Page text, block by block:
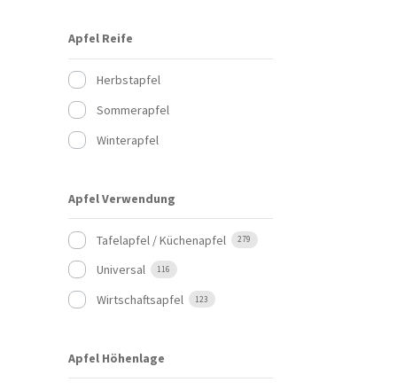
Apfel Reife
Herbstapfel
Sommerapfel
Winterapfel
Apfel Verwendung
Tafelapfel / Küchenapfel 279
Universal 116
Wirtschaftsapfel 123
Apfel Höhenlage